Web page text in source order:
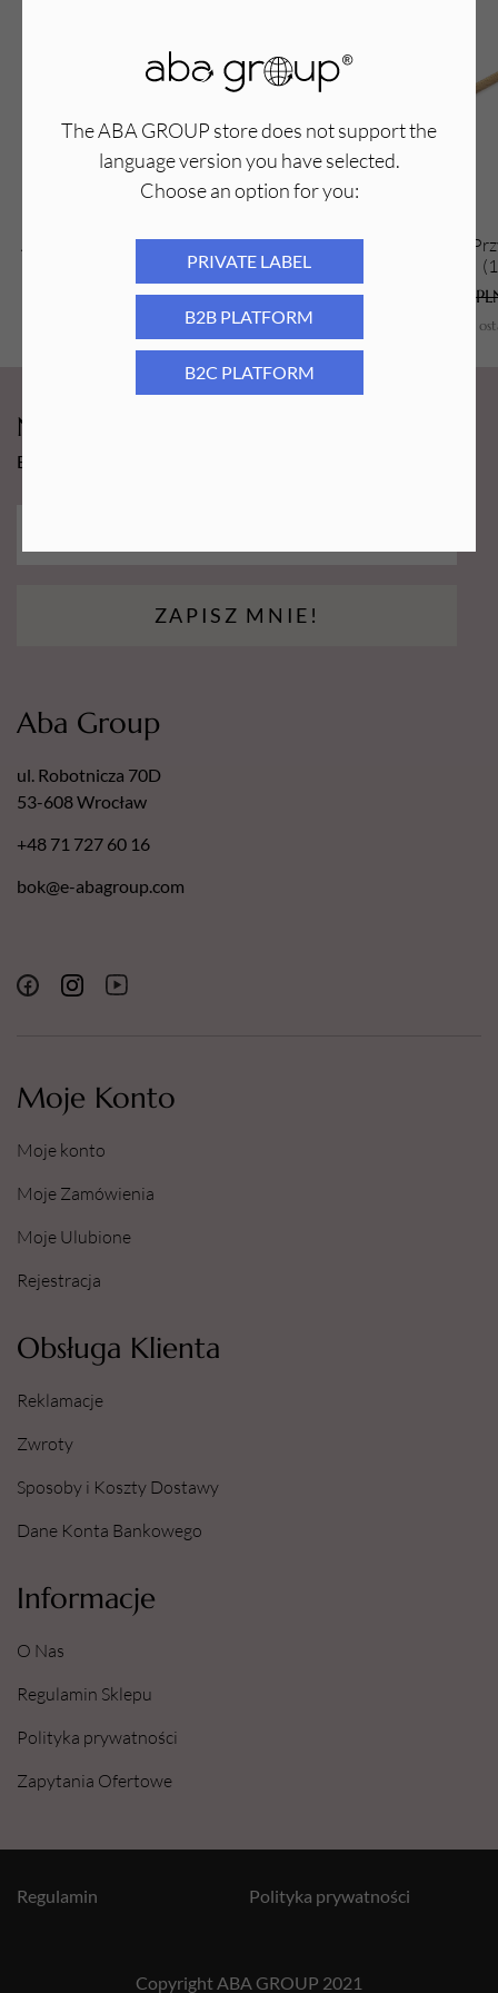
The ABA GROUP store does not support the
language version you have selected.
Choose an option for you:
PRIVATE LABEL
B2B PLATFORM
B2C PLATFORM
Aba Group Skalpel do pedicure (1361)
29,69PLN
Aba Group
Najniższa cena z
Newsy Aba Group!
Bądź na bieżąco i łap promocję tylko dla subskrybentów!
ZAPISZ MNIE!
Moje Konto
Moje konto
Moje Zamówienia
Moje Ulubione
Rejestracja
Obsługa Klienta
Reklamacje
Zwroty
Sposoby i Koszty Dostawy
Dane Konta Bankowego
Informacje
O Nas
Regulamin Sklepu
Polityka prywatności
Zapytania Ofertowe
Aba Group
ul. Robotnicza 70D
53-608 Wrocław
+48 71 727 60 16
bok@e-abagroup.com
Copyright ABA GROUP 2021
Polityka prywatności
Regulamin